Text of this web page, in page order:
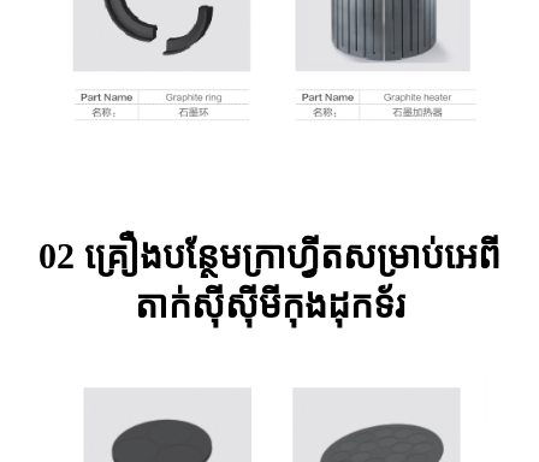
02 គ្រឿងបន្ថែមក្រាហ្វីតសម្រាប់អេពី
តាក់ស៊ីស៊ីមីកុងដុកទ័រ